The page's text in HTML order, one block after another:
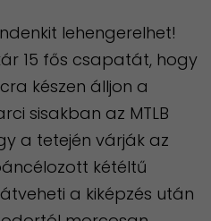
lehengerelhet!
15 fős csapatát, hogy
készen álljon a
sisakban az MTLB
a tetején várják az
kétéltű
a kiképzés után